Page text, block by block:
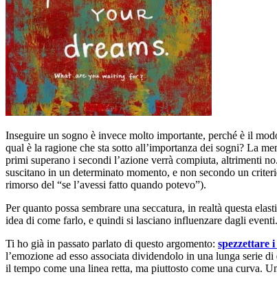
Inseguire un sogno è invece molto importante, perché è il
qual è la ragione che sta sotto all’importanza dei sogni? La
primi superano i secondi l’azione verrà compiuta, altrimenti
suscitano in un determinato momento, e non secondo un
rimorso del “se l’avessi fatto quando potevo”).
Per quanto possa sembrare una seccatura, in realtà questa
idea di come farlo, e quindi si lasciano influenzare dagli
Ti ho già in passato parlato di questo argomento: spezzettare
l’emozione ad esso associata dividendolo in una lunga
il tempo come una linea retta, ma piuttosto come una curva.